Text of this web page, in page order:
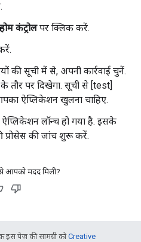
होम कंट्रोलपर क्लिक करें.
की सूची में से, अपनी कार्रवाई चुनें.
तौर पर दिखेगा. सूची से [test]
ऐप्लिकेशन खुलना चाहिए.
लॉन्च हो गया है. इसके
प्रोसेस की जांच शुरू करें.
आपको मदद मिली?
पेज की सामग्री कोCreative